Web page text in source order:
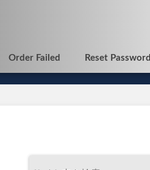
Order Failed Reset Password